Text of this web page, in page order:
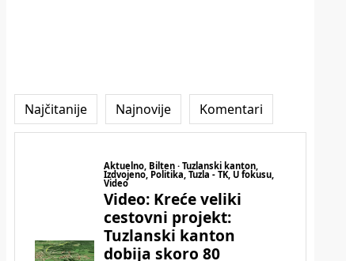
Najčitanije Najnovije Komentari